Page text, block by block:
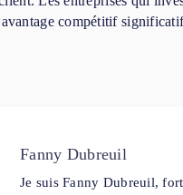
compétitif
Fanny Dubreuil
Je suis Fanny Dubreuil,